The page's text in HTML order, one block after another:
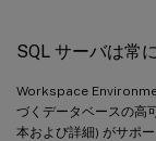
SQL サーバは常
Workspace
づくデータベースの高
本および詳細) がサポ